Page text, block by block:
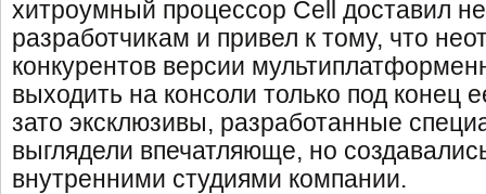
хитроумный процессор Cell доставил
разработчикам и привел к тому, что
конкурентов версии
выходить на консоли только под конец
зато эксклюзивы, разработанные
выглядели впечатляюще, но
внутренними студиями компании.